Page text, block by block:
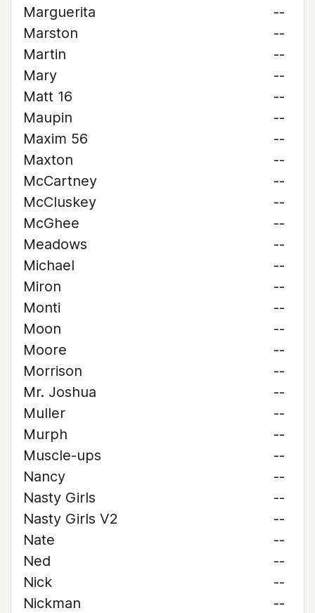
Marguerita
--
Marston
--
Martin
--
Mary
--
Matt 16
--
Maupin
--
Maxim 56
--
Maxton
--
McCartney
--
McCluskey
--
McGhee
--
Meadows
--
Michael
--
Miron
--
Monti
--
Moon
--
Moore
--
Morrison
--
Mr. Joshua
--
Muller
--
Murph
--
Muscle-ups
--
Nancy
--
Nasty Girls
--
Nasty Girls V2
--
Nate
--
Ned
--
Nick
--
Nickman
--